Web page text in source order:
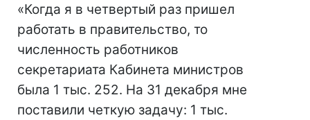
«Когда я в четвертый раз пришел
работать в правительство, то
численность работников
секретариата Кабинета министров
была 1 тыс. 252. На 31 декабря мне
поставили четкую задачу: 1 тыс.